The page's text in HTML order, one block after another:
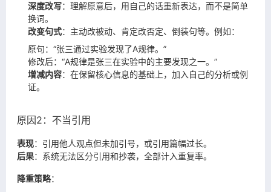
深度改写：理解原意后，用自己的话重新表达，而不是简单
换词。
改变句式：主动改被动、肯定改否定、倒装句等。例如：
原句：“张三通过实验发现了A规律。”
修改后：“A规律是张三在实验中的主要发现之一。”
增减内容：在保留核心信息的基础上，加入自己的分析或例
证。
原因2：不当引用
表现：引用他人观点但未加引号，或引用篇幅过长。
后果：系统无法区分引用和抄袭，全部计入重复率。
降重策略：